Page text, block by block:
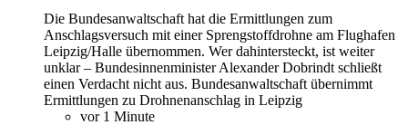
Die Bundesanwaltschaft hat die Ermittlungen zum
Anschlagsversuch mit einer Sprengstoffdrohne am Flughafen
Leipzig/Halle übernommen. Wer dahintersteckt, ist weiter
unklar – Bundesinnenminister Alexander Dobrindt schließt
einen Verdacht nicht aus. Bundesanwaltschaft übernimmt
Ermittlungen zu Drohnenanschlag in Leipzig
vor 1 Minute